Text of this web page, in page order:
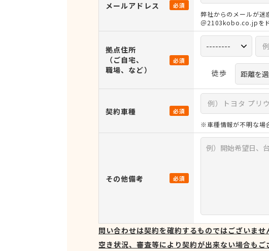
メールアドレス 必須
弊社からのメールが迷
＠2103kobo.co.jpをド
拠点住所
（ご自宅、
職場、など）
必須
徒歩
契約車種 必須
※車種情報が不明な場
その他備考 必須
問い合わせは契約を確約するものではございませ
空き状況、審査等により契約が出来ない場合もご